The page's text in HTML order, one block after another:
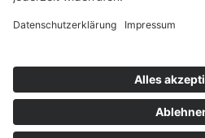
Peugeot e-2008 GT – Das Elektro-Kleinwagen SUV
Cookie-Einstellungen